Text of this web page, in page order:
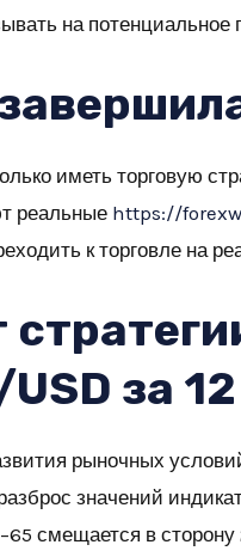
на
иметь торговую
реальные https://
к торговле на
USD за
рыночных
значений
смещается в